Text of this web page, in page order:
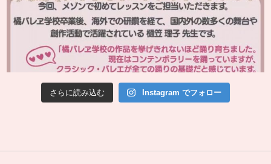
さらに読み込む Instagram でフォロー